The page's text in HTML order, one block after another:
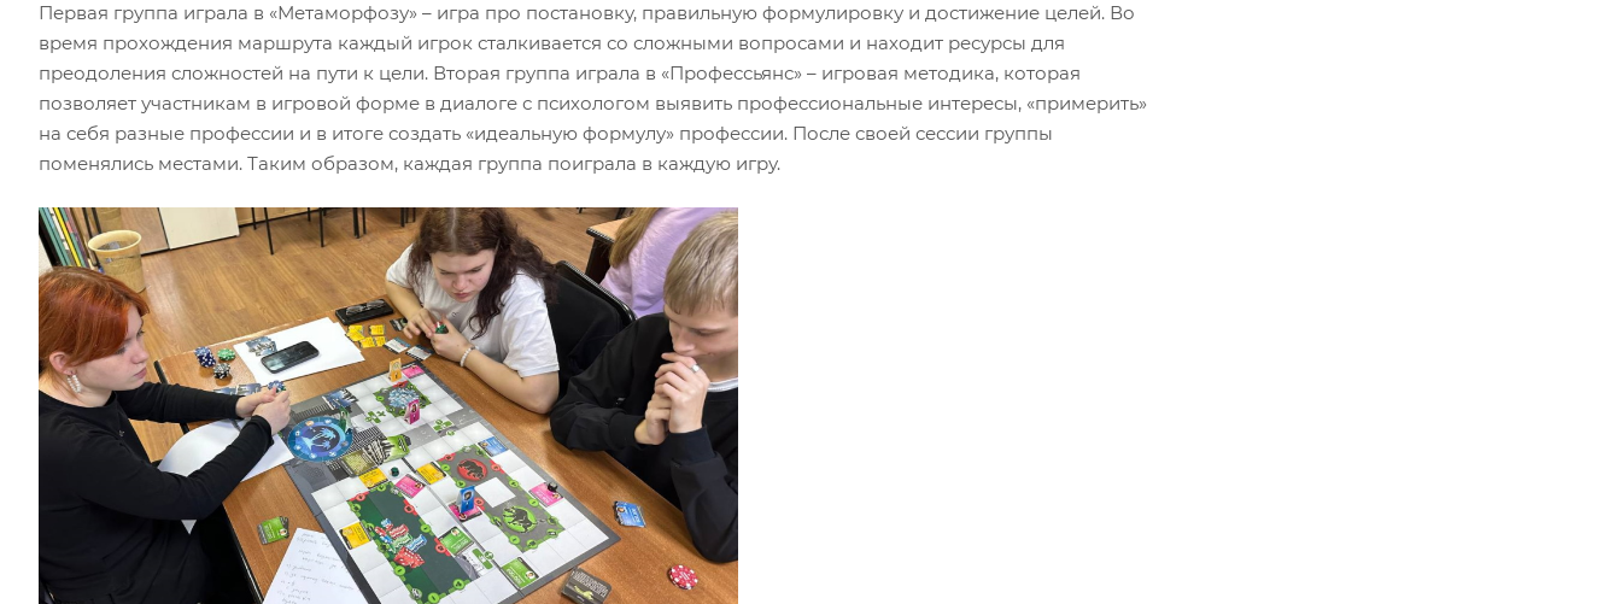
Первая группа играла в «Метаморфозу» – игра про постановку, правильную формулировку и достижение целей. Во
время прохождения маршрута каждый игрок сталкивается со сложными вопросами и находит ресурсы для
преодоления сложностей на пути к цели. Вторая группа играла в «Профессьянс» – игровая методика, которая
позволяет участникам в игровой форме в диалоге с психологом выявить профессиональные интересы, «примерить»
на себя разные профессии и в итоге создать «идеальную формулу» профессии. После своей сессии группы
поменялись местами. Таким образом, каждая группа поиграла в каждую игру.